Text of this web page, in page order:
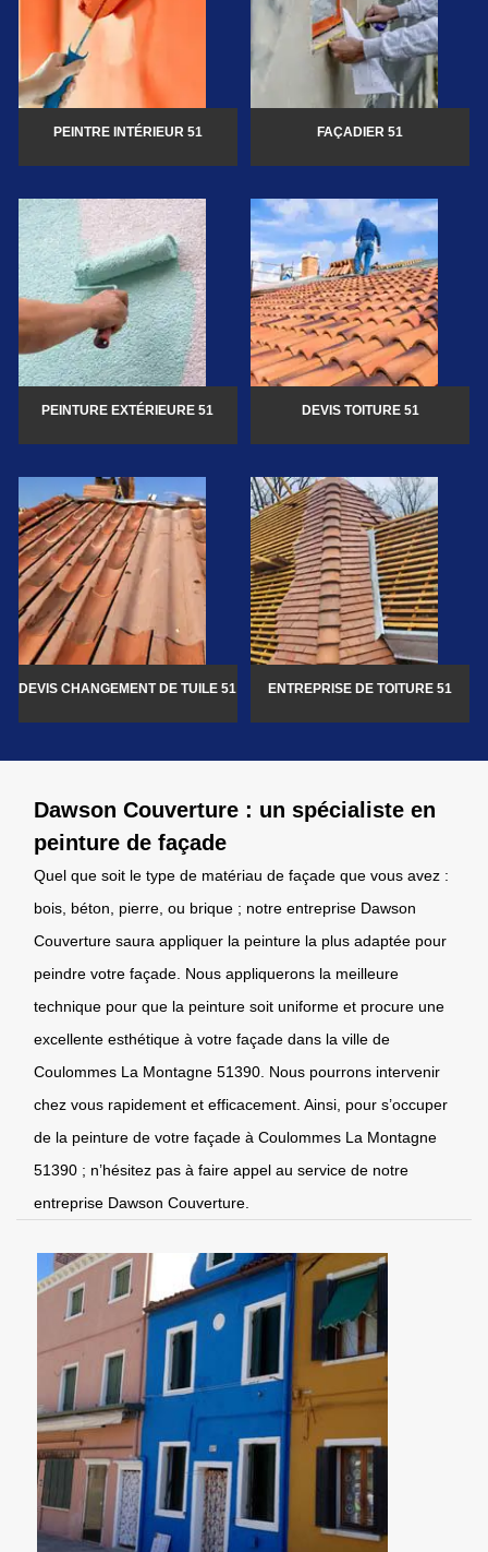
PEINTRE INTÉRIEUR 51 FAÇADIER 51
PEINTURE EXTÉRIEURE 51 DEVIS TOITURE 51
DEVIS CHANGEMENT DE TUILE 51 ENTREPRISE DE TOITURE 51
Dawson Couverture : un spécialiste en
peinture de façade
Quel que soit le type de matériau de façade que vous avez :
bois, béton, pierre, ou brique ; notre entreprise Dawson
Couverture saura appliquer la peinture la plus adaptée pour
peindre votre façade. Nous appliquerons la meilleure
technique pour que la peinture soit uniforme et procure une
excellente esthétique à votre façade dans la ville de
Coulommes La Montagne 51390. Nous pourrons intervenir
chez vous rapidement et efficacement. Ainsi, pour s’occuper
de la peinture de votre façade à Coulommes La Montagne
51390 ; n’hésitez pas à faire appel au service de notre
entreprise Dawson Couverture.